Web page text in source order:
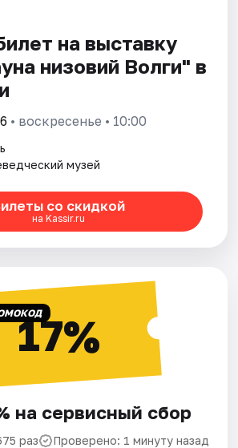
на выставку
низовий Волги" в
• воскресенье • 10:00
музей
со скидкой
на Kassir.ru
17%
на сервисный сбор
раз Проверено: 1 минуту назад